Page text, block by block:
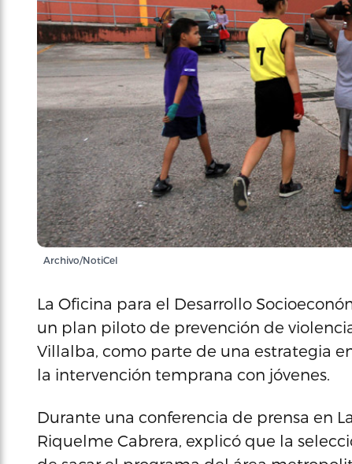
Archivo/NotiCel
La Oficina para el Desarrollo
un plan piloto de prevención de
Villalba, como parte de una estrategia
la intervención temprana con jóvenes.
Durante una conferencia de prensa en
Riquelme Cabrera, explicó que la